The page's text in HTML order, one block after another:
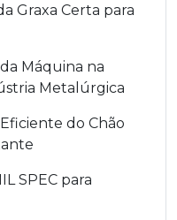
Graxa Certa para
Máquina na
Metalúrgica
do Chão
SPEC para